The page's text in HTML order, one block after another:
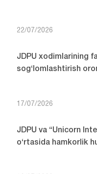
22/07/2026
JDPU xodimlarining
sog‘lomlashtirish
17/07/2026
JDPU va “Unicorn
o‘rtasida hamkorlik